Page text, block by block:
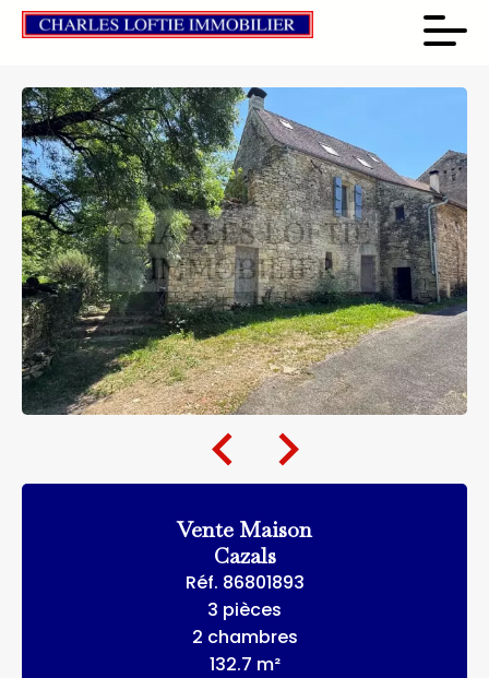
Vente Maison
Cazals
Réf. 86801893
3 pièces
2 chambres
132.7 m²